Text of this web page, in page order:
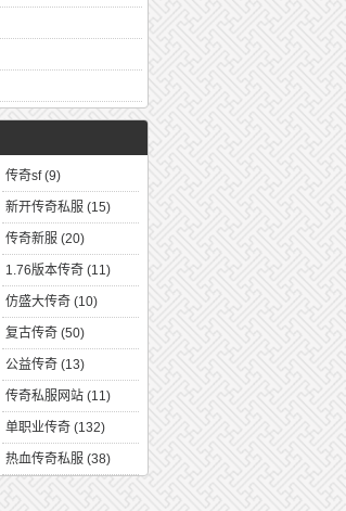
传奇sf(9)
新开传奇私服(15)
传奇新服(20)
1.76版本传奇(11)
仿盛大传奇(10)
复古传奇(50)
公益传奇(13)
传奇私服网站(11)
单职业传奇(132)
热血传奇私服(38)